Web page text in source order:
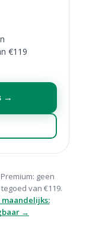
€119
→
geen
van €119.
maandelijks:
→